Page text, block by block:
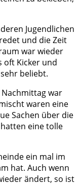
Jugendlichen
und die Zeit
war wieder
oft Kicker und
beliebt.
war
waren eine
Sachen über die
eine tolle
ein mal im
hat. Auch wenn
ändert, so ist